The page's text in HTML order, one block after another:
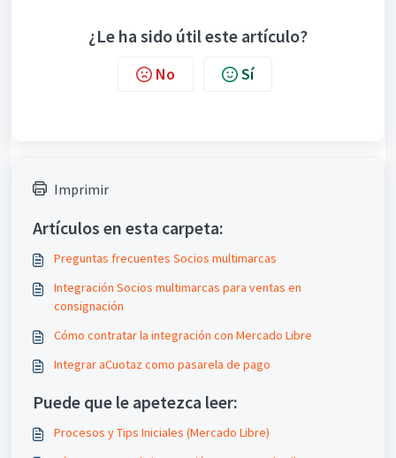
¿Le ha sido útil este artículo?
No Sí
Imprimir
Artículos en esta carpeta:
Preguntas frecuentes Socios multimarcas
Integración Socios multimarcas para ventas en
consignación
Cómo contratar la integración con Mercado Libre
Integrar aCuotaz como pasarela de pago
Puede que le apetezca leer:
Procesos y Tips Iniciales (Mercado Libre)